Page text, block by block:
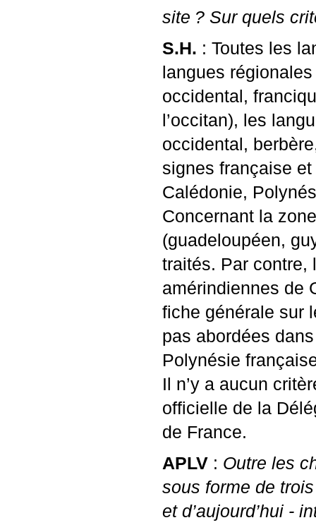
site ? Sur quels
S.H. : Toutes les
langues
occidental,
l’occitan), les
occidental,
signes française
Calédonie,
Concernant la
(guadeloupéen,
traités. Par contre,
amérindiennes de
fiche générale sur
pas abordées
Polynésie
Il n’y a aucun
officielle de la
de France.
APLV : Outre les
sous forme de
et d’aujourd’hui -